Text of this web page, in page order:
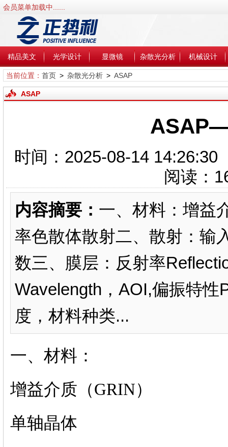
会员菜单加载中......
精品美文 光学设计 显微镜 杂散光分析 机械设计
当前位置： 首页> 杂散光分析> ASAP
ASAP
时间：2025-08-14
阅读：
内容摘要： 一、材料：增益
率色散体散射二、散射：输
数三、膜层：反射率
Wavelength，AOI,偏振特性
度，材料种类...
一、材料：
增益介质（GRIN）
单轴晶体